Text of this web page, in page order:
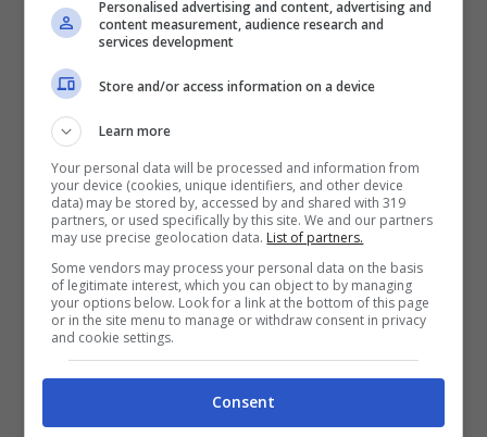
Altro guaio in Spagna in casa del Barcellona:
i blaugrana dovranno infatti rinunciare al
portiere Marc-André Ter Stegen. Da qualche
anno uno dei migliori calciatori del club
costretto a saltare le ultime gare a causa di
ungrave infortunio alla schiena . Una delle
zone più delicate, specialmente per un
portiere.
Personalised advertising and content, advertising and
content measurement, audience research and
services development
Store and/or access information on a device
Learn more
Your personal data will be processed and information from
your device (cookies, unique identifiers, and other device
data) may be stored by, accessed by and shared with 319
partners, or used specifically by this site. We and our partners
may use precise geolocation data. List of partners.
Some vendors may process your personal data on the basis
of legitimate interest, which you can object to by managing
your options below. Look for a link at the bottom of this page
or in the site menu to manage or withdraw consent in privacy
and cookie settings.
Consent